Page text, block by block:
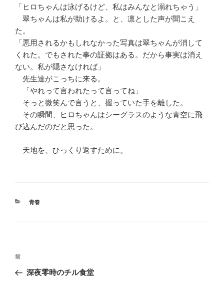
「ヒロちゃんは泳げるけど、私はみんなと溺れちゃう」
翠ちゃんは私が助けるよ。と、凛とした声が聞こえ
た。
「悪用されるかもしれなかった写真は翠ちゃんが消して
くれた。でもされた事の証拠はある。だから事実は消え
ない。私が隠さなければ」
先生達がこっちに来る。
「やれって言われたって言ってね」
そっと微笑んで言うと、握っていた手を離した。
その瞬間、ヒロちゃんはシーグラスのような青空に飛
び込んだのだと思った。
天地を、ひっくり返すために。
カ
青春
投
ナ
前
の
前
深夜零時のチル食堂